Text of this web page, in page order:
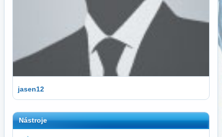
jasen12
Nástroje